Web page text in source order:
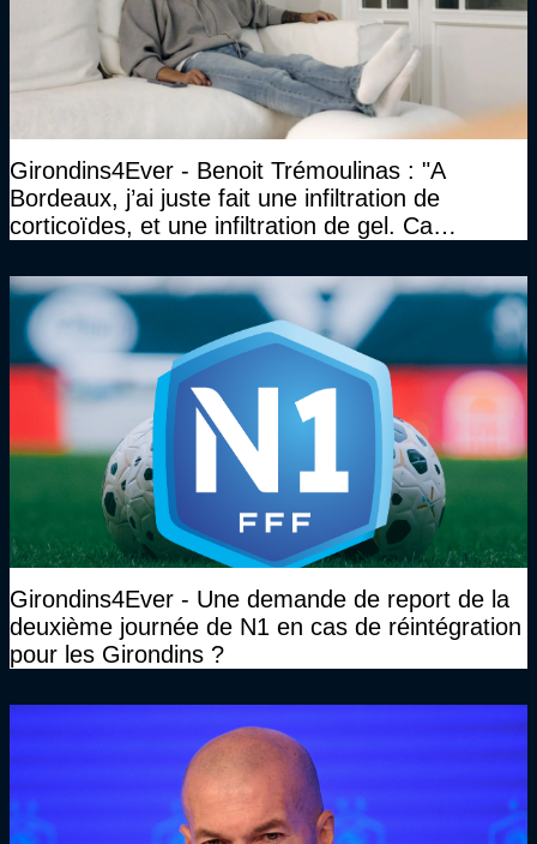
Girondins4Ever - Benoit Trémoulinas : "A
Bordeaux, j’ai juste fait une infiltration de
corticoïdes, et une infiltration de gel. Ca
Girondins4Ever - Une demande de report de la
deuxième journée de N1 en cas de réintégration
pour les Girondins ?